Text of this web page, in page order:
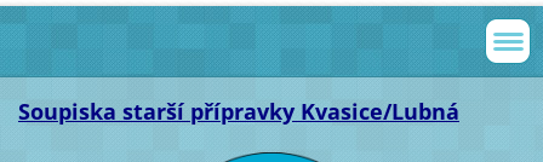
Soupiska starší přípravky Kvasice/Lubná